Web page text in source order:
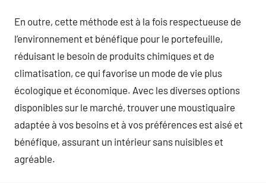
En outre, cette méthode est à la fois respectueuse de
l’environnement et bénéfique pour le portefeuille,
réduisant le besoin de produits chimiques et de
climatisation, ce qui favorise un mode de vie plus
écologique et économique. Avec les diverses options
disponibles sur le marché, trouver une moustiquaire
adaptée à vos besoins et à vos préférences est aisé et
bénéfique, assurant un intérieur sans nuisibles et
agréable.